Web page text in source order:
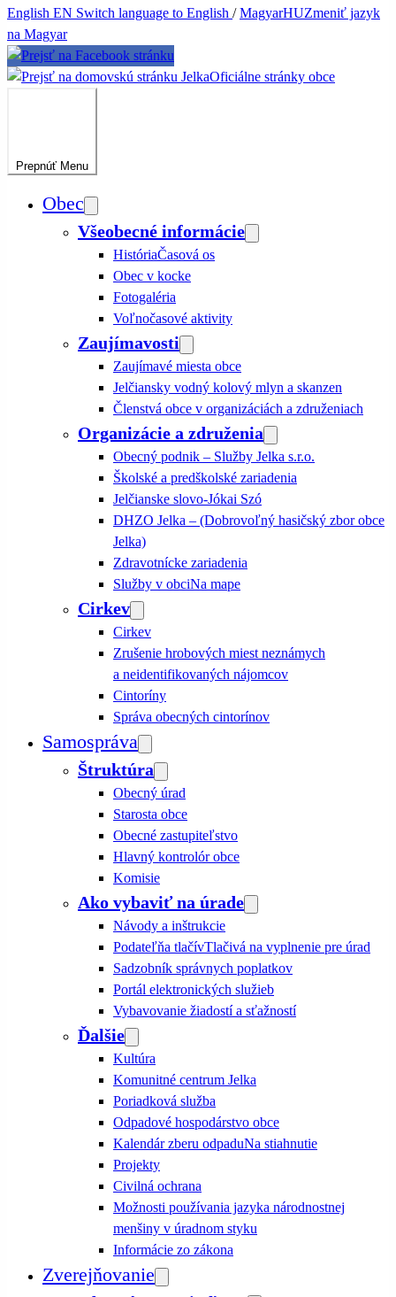
English EN Switch language to English /MagyarHUZmeniť jazyk
na Magyar
JelkaOficiálne stránky obce
Prepnúť Menu
Obec
Všeobecné informácie
HistóriaČasová os
Obec v kocke
Fotogaléria
Voľnočasové aktivity
Zaujímavosti
Zaujímavé miesta obce
Jelčiansky vodný kolový mlyn a skanzen
Členstvá obce v organizáciách a združeniach
Organizácie a združenia
Obecný podnik – Služby Jelka s.r.o.
Školské a predškolské zariadenia
Jelčianske slovo-Jókai Szó
DHZO Jelka – (Dobrovoľný hasičský zbor obce
Jelka)
Zdravotnícke zariadenia
Služby v obciNa mape
Cirkev
Cirkev
Zrušenie hrobových miest neznámych
a neidentifikovaných nájomcov
Cintoríny
Správa obecných cintorínov
Samospráva
Štruktúra
Obecný úrad
Starosta obce
Obecné zastupiteľstvo
Hlavný kontrolór obce
Komisie
Ako vybaviť na úrade
Návody a inštrukcie
Podateľňa tlačívTlačivá na vyplnenie pre úrad
Sadzobník správnych poplatkov
Portál elektronických služieb
Vybavovanie žiadostí a sťažností
Ďalšie
Kultúra
Komunitné centrum Jelka
Poriadková služba
Odpadové hospodárstvo obce
Kalendár zberu odpaduNa stiahnutie
Projekty
Civilná ochrana
Možnosti používania jazyka národnostnej
menšiny v úradnom styku
Informácie zo zákona
Zverejňovanie